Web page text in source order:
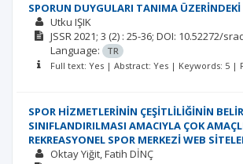
SPORUN DUYGULARI TANIMA ÜZERİNDEKİ
Utku IŞIK
JSSR2021; 3 (2) : 25-36; DOI: 10.52272/
Language:
TR
Full text: Yes | Abstract: Yes | Keywords: 5 |
SPOR HİZMETLERİNİN ÇEŞİTLİLİĞİNİN
SINIFLANDIRILMASI AMACIYLA ÇOK
REKREASYONEL SPOR MERKEZİ WEB
Oktay Yiğit Fatih DİNÇ